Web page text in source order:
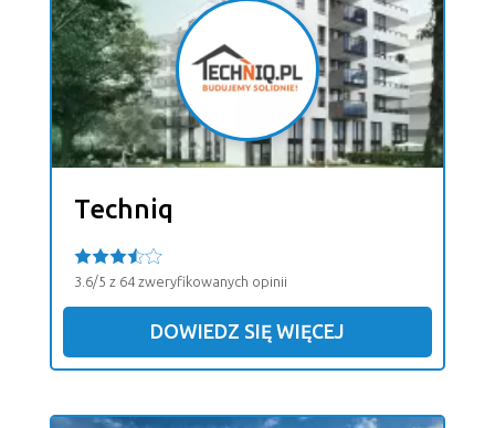
Techniq
3.6/5 z 64 zweryfikowanych opinii
DOWIEDZ SIĘ WIĘCEJ